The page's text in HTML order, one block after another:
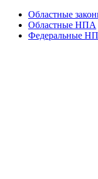
Областные
Областные НПА
Федеральные